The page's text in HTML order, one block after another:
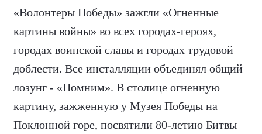
«Волонтеры Победы» зажгли «Огненные
картины войны» во всех городах-героях,
городах воинской славы и городах трудовой
доблести. Все инсталляции объединял общий
лозунг - «Помним». В столице огненную
картину, зажженную у Музея Победы на
Поклонной горе, посвятили 80-летию Битвы